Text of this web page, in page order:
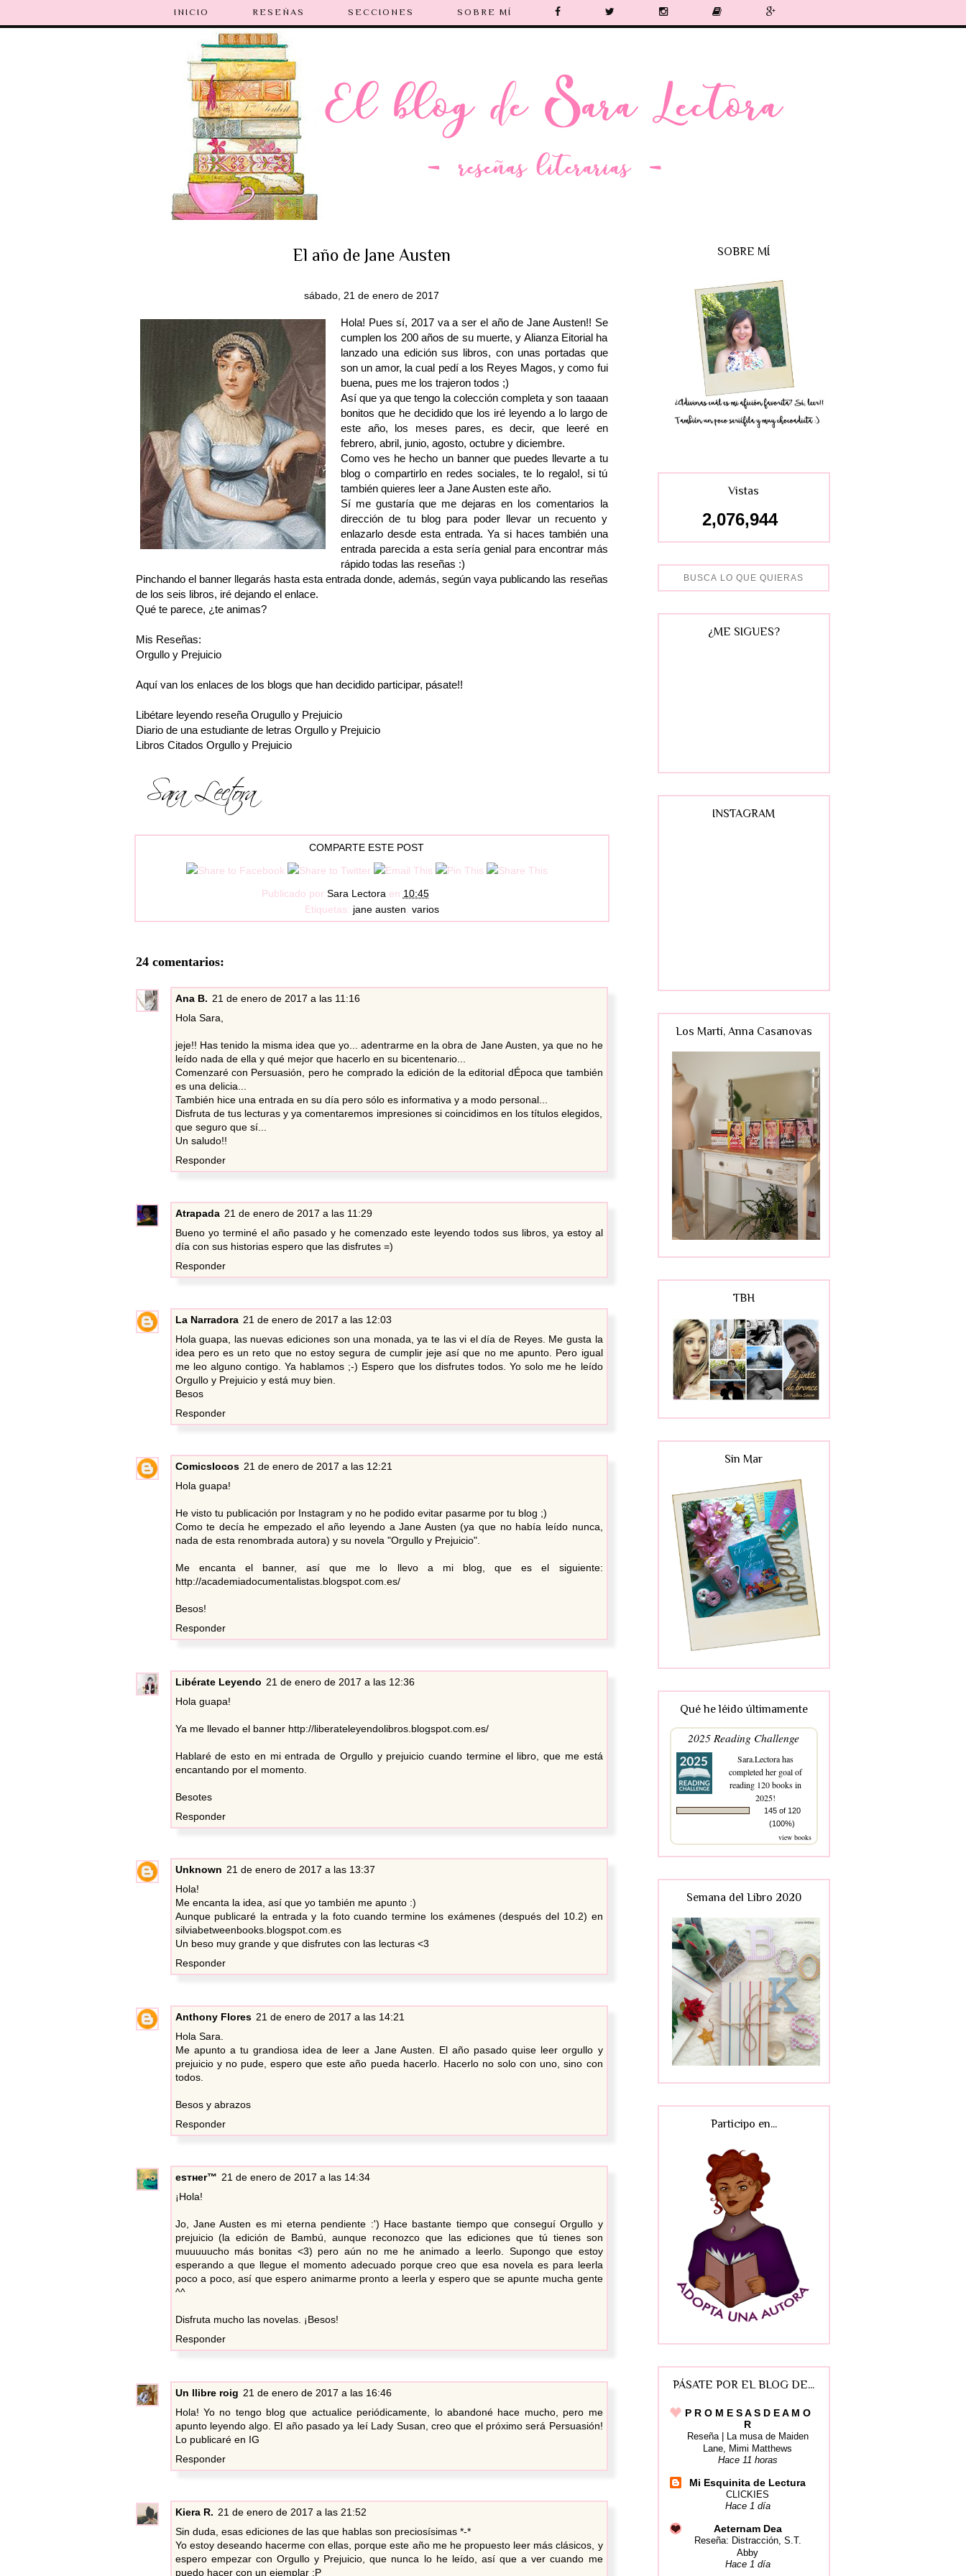
INICIO RESEÑAS SECCIONES SOBRE MÍ
El año de Jane Austen
sábado, 21 de enero de 2017
Hola! Pues sí, 2017 va a ser el año de Jane Austen!! Se
cumplen los 200 años de su muerte, y Alianza Eitorial ha
lanzado una edición sus libros, con unas portadas que
son un amor, la cual pedí a los Reyes Magos, y como fui
buena, pues me los trajeron todos ;)
Así que ya que tengo la colección completa y son taaaan
bonitos que he decidido que los iré leyendo a lo largo de
este año, los meses pares, es decir, que leeré en
febrero, abril, junio, agosto, octubre y diciembre.
Como ves he hecho un banner que puedes llevarte a tu
blog o compartirlo en redes sociales, te lo regalo!, si tú
también quieres leer a Jane Austen este año.
Sí me gustaría que me dejaras en los comentarios la
dirección de tu blog para poder llevar un recuento y
enlazarlo desde esta entrada. Ya si haces también una
entrada parecida a esta sería genial para encontrar más
rápido todas las reseñas :)
Pinchando el banner llegarás hasta esta entrada donde, además, según vaya publicando las reseñas
de los seis libros, iré dejando el enlace.
Qué te parece, ¿te animas?
Mis Reseñas:
Orgullo y Prejuicio
Aquí van los enlaces de los blogs que han decidido participar, pásate!!
Libétare leyendo reseñaOrugullo y Prejuicio
Diario de una estudiante de letras Orgullo y Prejuicio
Libros Citados Orgullo y Prejuicio
COMPARTE ESTE POST
Publicado por Sara Lectora en 10:45
Etiquetas: jane austen varios
24 comentarios:
Ana B. 21 de enero de 2017 a las 11:16
Hola Sara,
jeje!! Has tenido la misma idea que yo... adentrarme en la obra de Jane Austen, ya que no he
leído nada de ella y qué mejor que hacerlo en su bicentenario...
Comenzaré con Persuasión, pero he comprado la edición de la editorial dÉpoca que también
es una delicia...
También hice una entrada en su día pero sólo es informativa y a modo personal...
Disfruta de tus lecturas y ya comentaremos impresiones si coincidimos en los títulos elegidos,
que seguro que sí...
Un saludo!!
Responder
Atrapada 21 de enero de 2017 a las 11:29
Bueno yo terminé el año pasado y he comenzado este leyendo todos sus libros, ya estoy al
día con sus historias espero que las disfrutes =)
Responder
La Narradora 21 de enero de 2017 a las 12:03
Hola guapa, las nuevas ediciones son una monada, ya te las vi el día de Reyes. Me gusta la
idea pero es un reto que no estoy segura de cumplir jeje así que no me apunto. Pero igual
me leo alguno contigo. Ya hablamos ;-) Espero que los disfrutes todos. Yo solo me he leído
Orgullo y Prejuicio y está muy bien.
Besos
Responder
Comicslocos 21 de enero de 2017 a las 12:21
Hola guapa!
He visto tu publicación por Instagram y no he podido evitar pasarme por tu blog ;)
Como te decía he empezado el año leyendo a Jane Austen (ya que no había leído nunca,
nada de esta renombrada autora) y su novela "Orgullo y Prejuicio".
Me encanta el banner, así que me lo llevo a mi blog, que es el siguiente:
http://academiadocumentalistas.blogspot.com.es/
Besos!
Responder
Libérate Leyendo 21 de enero de 2017 a las 12:36
Hola guapa!
Ya me llevado el banner http://liberateleyendolibros.blogspot.com.es/
Hablaré de esto en mi entrada de Orgullo y prejuicio cuando termine el libro, que me está
encantando por el momento.
Besotes
Responder
Unknown 21 de enero de 2017 a las 13:37
Hola!
Me encanta la idea, así que yo también me apunto :)
Aunque publicaré la entrada y la foto cuando termine los exámenes (después del 10.2) en
silviabetweenbooks.blogspot.com.es
Un beso muy grande y que disfrutes con las lecturas <3
Responder
Anthony Flores 21 de enero de 2017 a las 14:21
Hola Sara.
Me apunto a tu grandiosa idea de leer a Jane Austen. El año pasado quise leer orgullo y
prejuicio y no pude, espero que este año pueda hacerlo. Hacerlo no solo con uno, sino con
todos.
Besos y abrazos
Responder
eѕтнer™ 21 de enero de 2017 a las 14:34
¡Hola!
Jo, Jane Austen es mi eterna pendiente :') Hace bastante tiempo que conseguí Orgullo y
prejuicio (la edición de Bambú, aunque reconozco que las ediciones que tú tienes son
muuuuucho más bonitas <3) pero aún no me he animado a leerlo. Supongo que estoy
esperando a que llegue el momento adecuado porque creo que esa novela es para leerla
poco a poco, así que espero animarme pronto a leerla y espero que se apunte mucha gente
^^
Disfruta mucho las novelas. ¡Besos!
Responder
Un llibre roig 21 de enero de 2017 a las 16:46
Hola! Yo no tengo blog que actualice periódicamente, lo abandoné hace mucho, pero me
apunto leyendo algo. El año pasado ya leí Lady Susan, creo que el próximo será Persuasión!
Lo publicaré en IG
Responder
Kiera R. 21 de enero de 2017 a las 21:52
Sin duda, esas ediciones de las que hablas son preciosísimas *-*
Yo estoy deseando hacerme con ellas, porque este año me he propuesto leer más clásicos, y
espero empezar con Orgullo y Prejuicio, que nunca lo he leído, así que a ver cuando me
puedo hacer con un ejemplar :P
SOBRE MÍ
Vistas
2,076,944
¿ME SIGUES?
INSTAGRAM
Los Martí, Anna Casanovas
TBH
Sin Mar
Qué he léido últimamente
2025 Reading Challenge
Sara.Lectorahas
completed her goal of
reading 120 books in
2025!
145 of 120
(100%)
view books
Semana del Libro 2020
Participo en...
PÁSATE POR EL BLOG DE...
P R O M E S A S D E A M O
R
Reseña | La musa de Maiden
Lane, Mimi Matthews
Hace 11 horas
Mi Esquinita de Lectura
CLICKIES
Hace 1 día
Aeternam Dea
Reseña: Distracción, S.T.
Abby
Hace 1 día